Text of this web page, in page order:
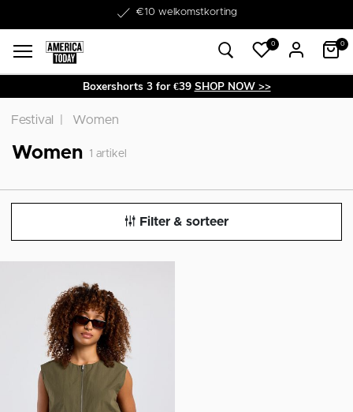
€10 welkomstkorting
Word lid van onze Member Club!
0 0
Boxershorts 3 for €39 SHOP NOW >>
Festival Women
Women 1 artikel
Filter & sorteer